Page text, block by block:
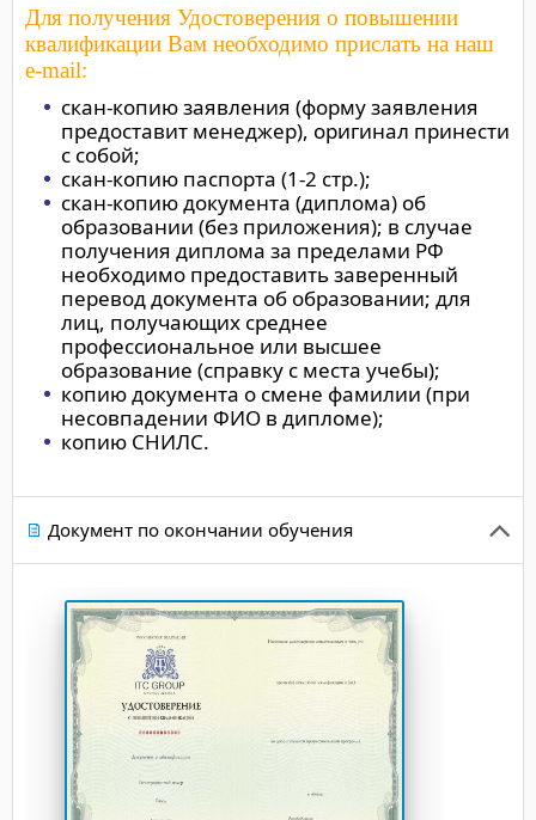
Для получения Удостоверения о повышении
квалификации Вам необходимо прислать на наш
e-mail:
скан-копию заявления (форму заявления
предоставит менеджер), оригинал принести
с собой;
скан-копию паспорта (1-2 стр.);
скан-копию документа (диплома) об
образовании (без приложения); в случае
получения диплома за пределами РФ
необходимо предоставить заверенный
перевод документа об образовании; для
лиц, получающих среднее
профессиональное или высшее
образование (справку с места учебы);
копию документа о смене фамилии (при
несовпадении ФИО в дипломе);
копию СНИЛС.
Документ по окончании обучения